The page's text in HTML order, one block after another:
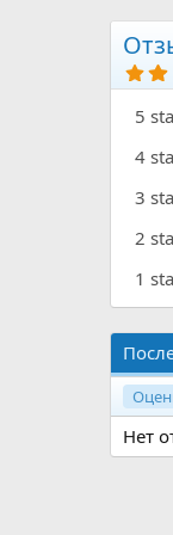
5
4
3
2
1
Нет